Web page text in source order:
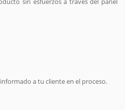
a tu cliente en el proceso.